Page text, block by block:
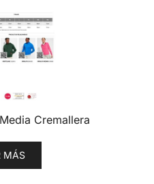
Cremallera
MÁS